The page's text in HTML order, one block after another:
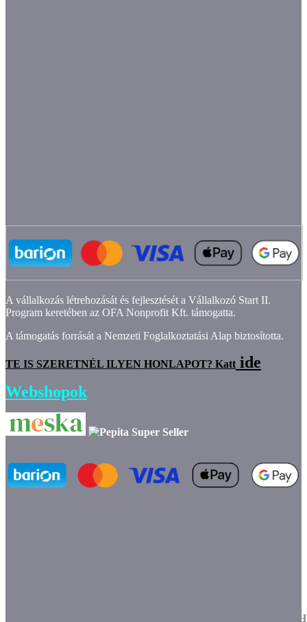
A vállalkozás létrehozását és fejlesztését a Vállalkozó Start II.
Program keretében az OFA Nonprofit Kft. támogatta.
A támogatás forrását a Nemzeti Foglalkoztatási Alap biztosította.
TE IS SZERETNÉL ILYEN HONLAPOT? Katt ide
Webshopok
>src="https://lh3.googleusercontent.com/d/